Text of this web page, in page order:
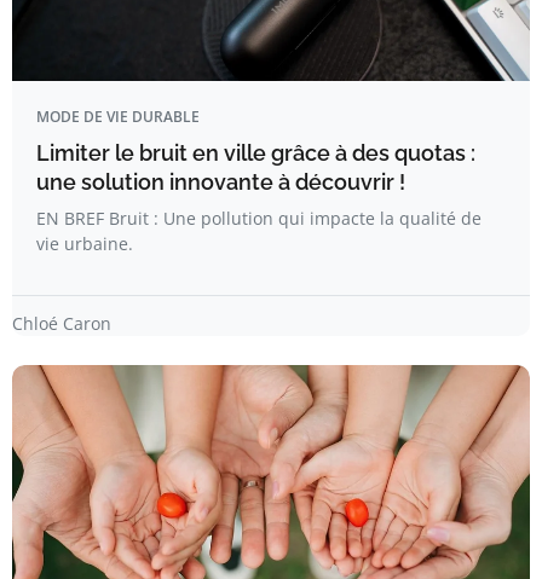
MODE DE VIE DURABLE
Limiter le bruit en ville grâce à des quotas :
une solution innovante à découvrir !
EN BREF Bruit : Une pollution qui impacte la qualité de
vie urbaine.
Chloé Caron